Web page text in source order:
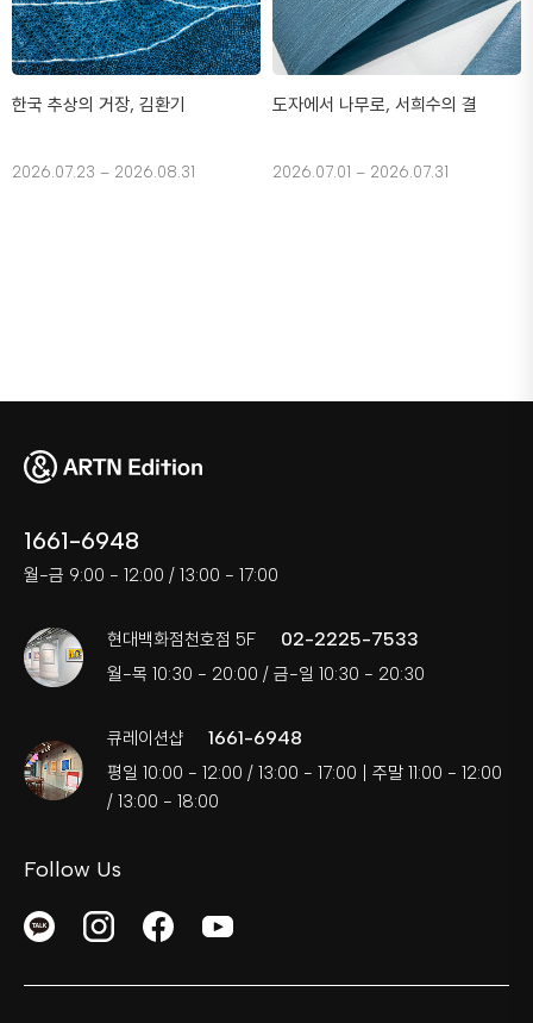
한국 추상의 거장, 김환기
2026.07.23 – 2026.08.31
도자에서 나무로, 서희수의 결
2026.07.01 – 2026.07.31
1661-6948
월-금 9:00 - 12:00 / 13:00 - 17:00
현대백화점천호점 5F 02-2225-7533
월-목 10:30 - 20:00 / 금-일 10:30 - 20:30
큐레이션샵 1661-6948
평일 10:00 - 12:00 / 13:00 - 17:00 | 주말 11:00 - 12:00
/ 13:00 - 18:00
Follow Us